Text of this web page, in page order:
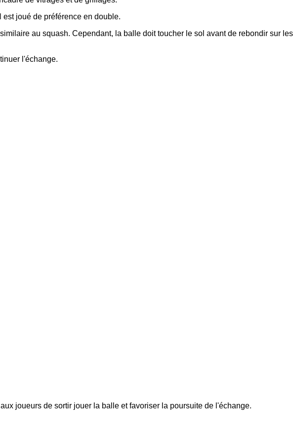
joué de préférence en double.
au squash. Cependant, la balle doit toucher le sol avant de rebondir sur les
l'échange.
joueurs de sortir jouer la balle et favoriser la poursuite de l'échange.